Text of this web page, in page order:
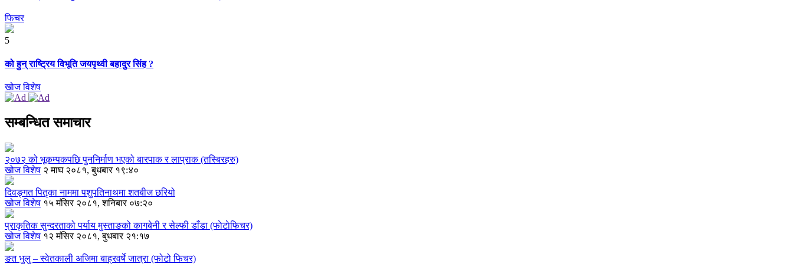
फिचर
5
को हुन् राष्ट्रिय विभूति जयपृथ्वी बहादुर सिंह ?
खोज विशेष
सम्बन्धित समाचार
२०७२ को भूकम्पकपछि पुननिर्माण भएको बारपाक र लाप्राक (तस्बिरहरु)
खोज विशेष २ माघ २०८१, बुधबार १९:४०
दिवङ्गत पितृका नाममा पशुपतिनाथमा शतबीज छरियो
खोज विशेष १५ मंसिर २०८१, शनिबार ०७:२०
प्राकृतिक सुन्दरताको पर्याय मुस्ताङको कागबेनी र सेल्फी डाँडा (फाेटाेफिचर)
खोज विशेष १२ मंसिर २०८१, बुधबार २१:१७
ङत भुलु – स्वेतकाली अजिमा बाह्रवर्षे जात्रा (फोटो फिचर)